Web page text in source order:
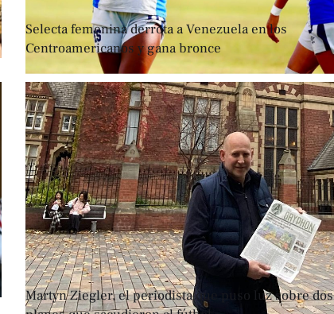
Selecta femenina derrota a Venezuela en los
Centroamericanos y gana bronce
Martyn Ziegler, el periodista que puso luz sobre dos